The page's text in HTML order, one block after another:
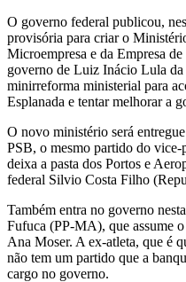
O governo federal publicou,
provisória para criar o
Microempresa e da Empresa
governo de Luiz Inácio Lula
minirreforma ministerial para
Esplanada e tentar melhorar a
O novo ministério será
PSB, o mesmo partido do
deixa a pasta dos Portos e
federal Silvio Costa Filho
Também entra no governo
Fufuca (PP-MA), que assume
Ana Moser. A ex-atleta, que é
não tem um partido que a
cargo no governo.